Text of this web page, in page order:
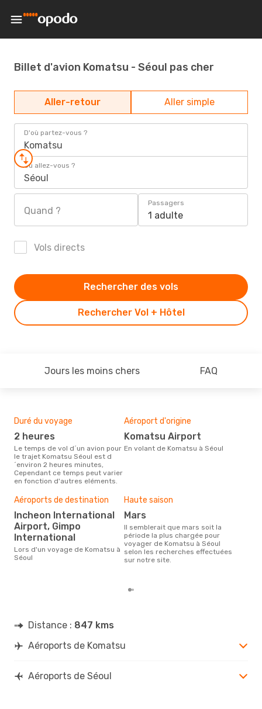
Billet d'avion Komatsu - Séoul pas cher
Aller-retour Aller simple
D'où partez-vous ?
Komatsu
Où allez-vous ?
Séoul
Quand ?
Passagers
1 adulte
Vols directs
Rechercher Vol + Hôtel
Rechercher des vols
Jours les moins chers FAQ
Duré du voyage
2 heures
Le temps de vol d´un avion pour
le trajet Komatsu Séoul est d
´environ 2 heures minutes,
Cependant ce temps peut varier
en fonction d'autres eléments.
Aéroport d'origine
Komatsu Airport
En volant de Komatsu à Séoul
Aéroports de destination
Incheon International
Airport, Gimpo
International
Lors d'un voyage de Komatsu à
Séoul
Haute saison
mars
Il semblerait que mars soit la
période la plus chargée pour
voyager de Komatsu à Séoul
selon les recherches effectuées
sur notre site.
Distance : 847 kms
Aéroports de Komatsu
Aéroports de Séoul